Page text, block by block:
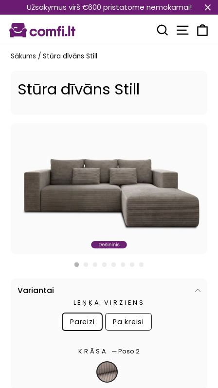
uz
saturu
Užsakymus virš €600 pristatome nemokamai!
Meklēt
Sākums / Stūra dīvāns Still
Stūra dīvāns Still
Variantai
LEŅĶA VIRZIENS
Pareizi Pa kreisi
KRĀSA —Poso 2